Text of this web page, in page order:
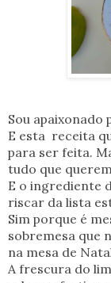
Sou apaixonado
E esta receita
para ser feita.
tudo que
E o ingrediente
riscar da lista
Sim porque é
sobremesa que
na mesa de
A frescura do